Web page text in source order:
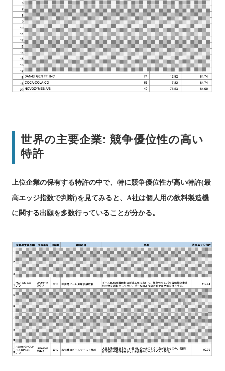
世界の主要企業: 競争優位性の高い
特許
上位企業の保有する特許の中で、特に競争優位性が高い特許(最
高エッジ指数で判断)を見てみると、A社は個人用の飲料製造機
に関する出願を多数行っていることが分かる。